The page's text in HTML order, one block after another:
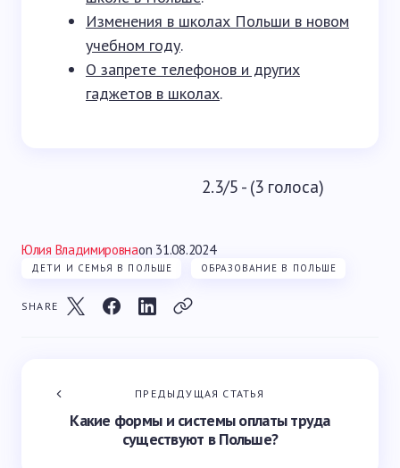
Изменения в школах Польши в новом
учебном году.
О запрете телефонов и других
гаджетов в школах.
2.3/5 - (3 голоса)
Юлия Владимировнаon 31.08.2024
ДЕТИ И СЕМЬЯ В ПОЛЬШЕ ОБРАЗОВАНИЕ В ПОЛЬШЕ
SHARE
ПРЕДЫДУЩАЯ СТАТЬЯ
Какие формы и системы оплаты труда
существуют в Польше?